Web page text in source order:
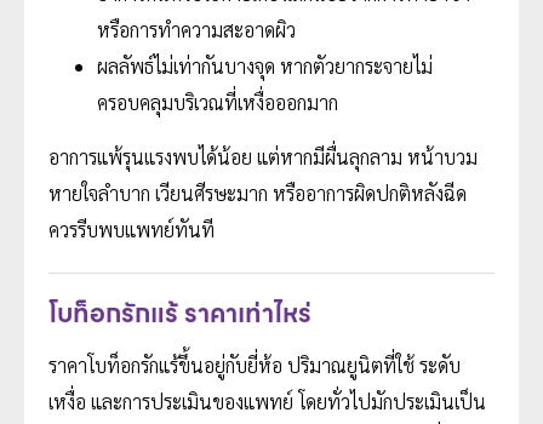
หรือการทำความสะอาดผิว
ผลลัพธ์ไม่เท่ากันบางจุด หากตัวยากระจายไม่
ครอบคลุมบริเวณที่เหงื่อออกมาก
อาการแพ้รุนแรงพบได้น้อย แต่หากมีผื่นลุกลาม หน้าบวม
หายใจลำบาก เวียนศีรษะมาก หรืออาการผิดปกติหลังฉีด
ควรรีบพบแพทย์ทันที
โบท็อกรักแร้ ราคาเท่าไหร่
ราคาโบท็อกรักแร้ขึ้นอยู่กับยี่ห้อ ปริมาณยูนิตที่ใช้ ระดับ
เหงื่อ และการประเมินของแพทย์ โดยทั่วไปมักประเมินเป็น